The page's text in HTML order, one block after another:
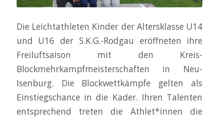
Die Leichtathleten Kinder der Altersklasse U14
und U16 der S.K.G.-Rodgau eröffneten ihre
Freiluftsaison mit den Kreis-
Blockmehrkampfmeisterschaften in Neu-
Isenburg. Die Blockwettkämpfe gelten als
Einstiegschance in die Kader. Ihren Talenten
entsprechend treten die Athlet*innen die